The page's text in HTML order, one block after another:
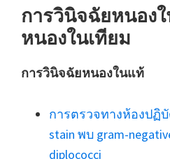
การวินิจฉัยหนอง
หนองในเทียม
การวินิจฉัยหนองในแท้
การตรวจทางห้องปฏิบั
stain พบ gram-
diplococci